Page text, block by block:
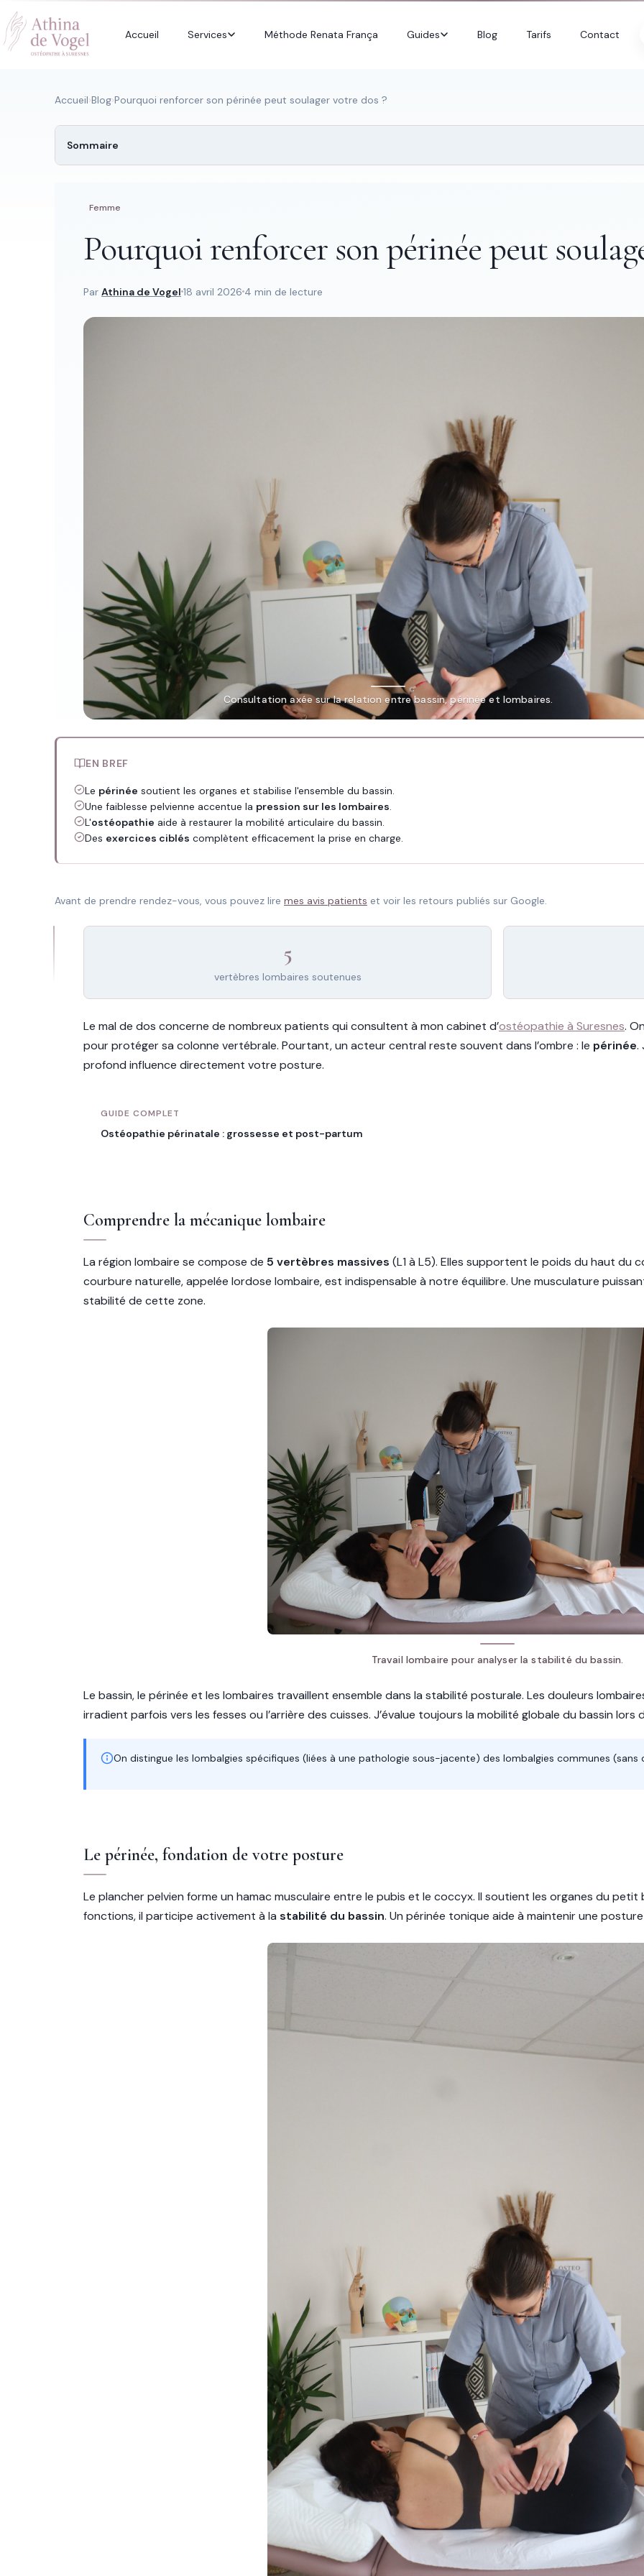
Accueil Services Méthode Renata França Guides Blog Tarifs Contact
Recherche rapide
Tapez au moins 2 lettres.
Accueil›Blog›Pourquoi renforcer son périnée peut soulager votre dos ?
Sommaire
Femme
Pourquoi renforcer son périnée peut
Par Athina de Vogel 18 avril 2026 4 min de lecture
Consultation axée sur la relation entre bassin, périnée et lombaires.
EN BREF
Le périnée soutient les organes et stabilise l'ensemble du bassin.
Une faiblesse pelvienne accentue la pression sur les lombaires.
L'ostéopathie aide à restaurer la mobilité articulaire du bassin.
Des exercices ciblés complètent efficacement la prise en charge.
Avant de prendre rendez-vous, vous pouvez lire mes avis patients et voir les retours publiés sur Google.
5
vertèbres lombaires soutenues
Le mal de dos concerne de nombreux patients qui consultent à mon cabinet d’ostéopathie à Suresnes.
pour protéger sa colonne vertébrale. Pourtant, un acteur central reste souvent dans l’ombre : le périnée.
profond influence directement votre posture.
GUIDE COMPLET
Ostéopathie périnatale : grossesse et post-partum
Comprendre la mécanique lombaire
La région lombaire se compose de 5 vertèbres massives (L1 à L5). Elles supportent le poids du haut du
courbure naturelle, appelée lordose lombaire, est indispensable à notre équilibre. Une musculature
stabilité de cette zone.
Travail lombaire pour analyser la stabilité du bassin.
Le bassin, le périnée et les lombaires travaillent ensemble dans la stabilité posturale. Les douleurs
irradient parfois vers les fesses ou l’arrière des cuisses. J’évalue toujours la mobilité globale du bassin lors
On distingue les lombalgies spécifiques (liées à une pathologie sous-jacente) des lombalgies communes (sans
Le périnée, fondation de votre posture
Le plancher pelvien forme un hamac musculaire entre le pubis et le coccyx. Il soutient les organes du
fonctions, il participe activement à la stabilité du bassin. Un périnée tonique aide à maintenir une